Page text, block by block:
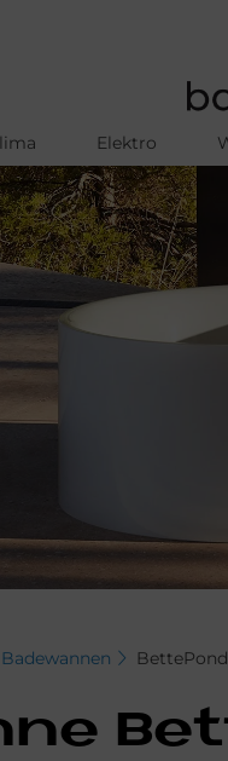
Elektro
BettePond